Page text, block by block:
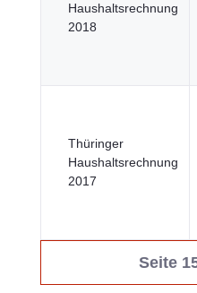
Haushaltsrechnung
2018
Thüringer
Haushaltsrechnung
2017
Seite